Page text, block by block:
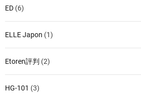
ED (6)
ELLE Japon (1)
Etoren評判 (2)
HG-101 (3)